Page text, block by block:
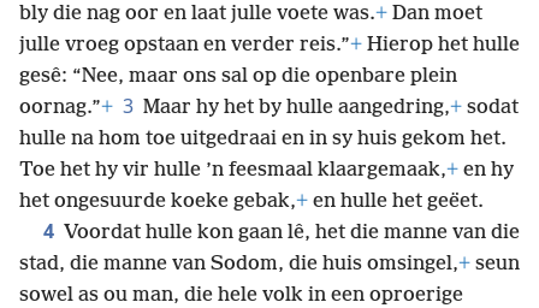
bly die nag oor en laat julle voete was.+ Dan moet
julle vroeg opstaan en verder reis.”+ Hierop het hulle
gesê: “Nee, maar ons sal op die openbare plein
oornag.”+ 3 Maar hy het by hulle aangedring,+ sodat
hulle na hom toe uitgedraai en in sy huis gekom het.
Toe het hy vir hulle ’n feesmaal klaargemaak,+ en hy
het ongesuurde koeke gebak,+ en hulle het geëet.
4 Voordat hulle kon gaan lê, het die manne van die
stad, die manne van Sodom, die huis omsingel,+ seun
sowel as ou man, die hele volk in een oproerige